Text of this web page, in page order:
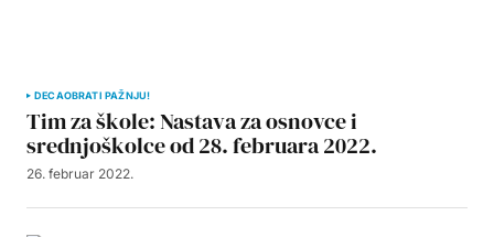
DECAOBRATI PAŽNJU!
Tim za škole: Nastava za osnovce i
srednjoškolce od 28. februara 2022.
26. februar 2022.